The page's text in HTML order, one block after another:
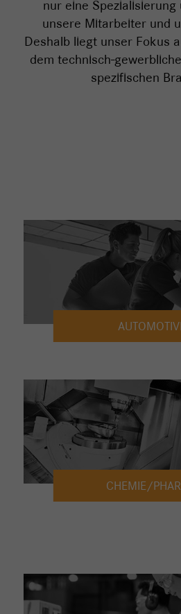
nur eine Spezialisierung
unsere Mitarbeiter und
Deshalb liegt unser Fokus
dem technisch-
spezifischen
CHEMIE/